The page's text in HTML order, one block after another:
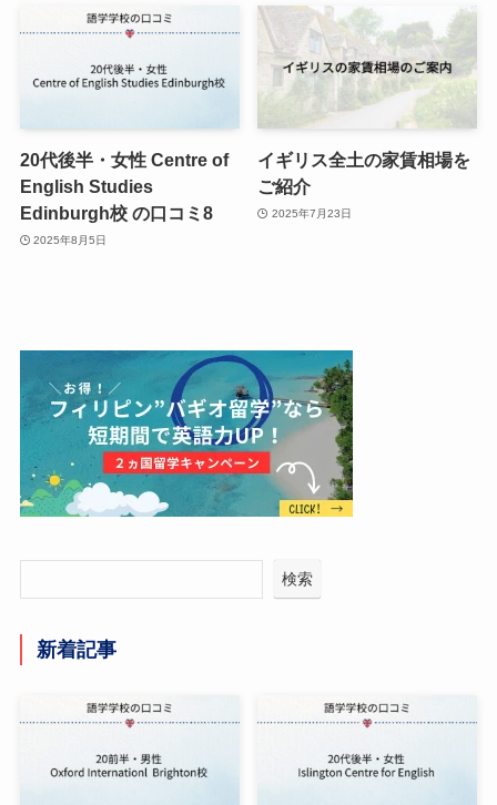
20代後半・女性 Centre of
English Studies
Edinburgh校 の口コミ8
2025年8月5日
イギリス全土の家賃相場を
ご紹介
2025年7月23日
検索
新着記事